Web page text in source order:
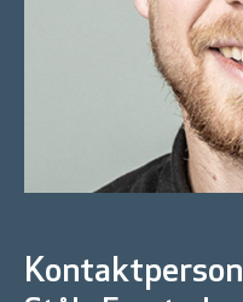
Kontaktperson